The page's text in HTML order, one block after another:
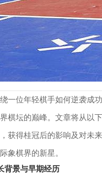
棋手逆袭成功 持续超越自我
持续超越自我摘得国
一位年轻棋手如何逆袭成
棋坛的巅峰。文章将从以
获得桂冠后的影响及对未
象棋界的新星。
背景与早期经历